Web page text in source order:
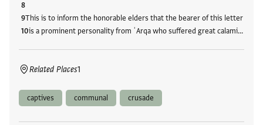
This is to inform the honorable elders that the bearer of this letter
is a prominent personality from ʾArqa who suffered great calami…
Related Places1
captives communal crusade